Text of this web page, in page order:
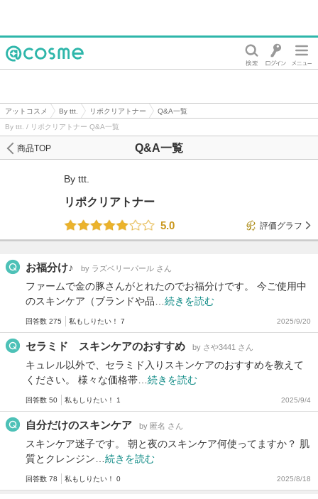
アットコスメ By ttt. リポクリアトナー
Q&A一覧
By ttt. / リポクリアトナー Q&A一覧
Q&A一覧
商品TOP
By ttt.
リポクリアトナー
5.0
評価グラフ
お福分け♪ by ラズベリーパール さん
ファームで金の豚さんがとれたのでお福分けです。 今ご使用中
のスキンケア（ブランドや品… 続きを読む
回答数 275 私もしりたい！ 7 2025/9/20
セラミド スキンケアのおすすめ by さや3441 さん
キュレル以外で、セラミド入りスキンケアのおすすめを教えて
ください。 様々な価格帯… 続きを読む
回答数 50 私もしりたい！ 1 2025/9/4
自分だけのスキンケア by 匿名 さん
スキンケア迷子です。 朝と夜のスキンケア何使ってますか？ 肌
質とクレンジン… 続きを読む
回答数 78 私もしりたい！ 0 2025/8/18